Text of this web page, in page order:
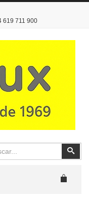
619 711 900